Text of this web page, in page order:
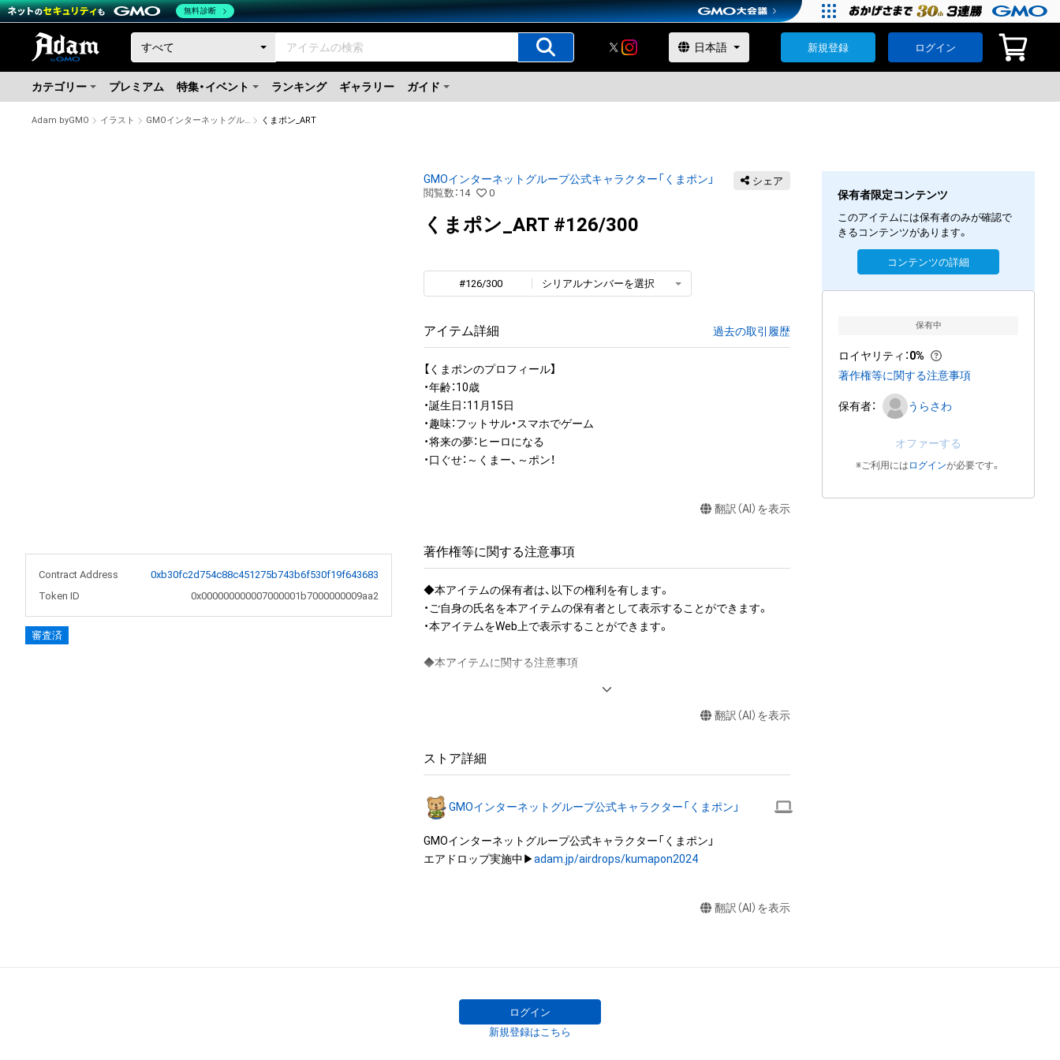
新規登録 ログイン
カテゴリー プレミアム 特集・イベント ランキング ギャラリー ガイド
Adam byGMO イラスト GMOインターネットグループ公式キャラクター「くまポン」 くまポン_ART
Contract Address
0xb30fc2d754c88c451275b743b6f530f19f643683
Token ID
0x000000000007000001b7000000009aa2
審査済
GMOインターネットグループ公式キャラクター「くまポン」
閲覧数 ： 14 0
シェア
くまポン_ART #126/300
#126/300 シリアルナンバーを選択
アイテム詳細 過去の取引履歴
【くまポンのプロフィール】
・年齢：10歳
・誕生日：11月15日
・趣味：フットサル・スマホでゲーム
・将来の夢：ヒーロになる
・口ぐせ：～くまー、～ポン！
翻訳（AI）を表示
著作権等に関する注意事項
◆本アイテムの保有者は、以下の権利を有します。
・ご自身の氏名を本アイテムの保有者として表示することができます。
・本アイテムをWeb上で表示することができます。
◆本アイテムに関する注意事項
・本アイテムに関する創作物（画像および映像、音楽、商標またはロゴ等を含
みますがこれらに限られません。）にかかる知的財産権（著作権、特許権、実
それらの権利につき登録等を出願する権利を含みます。）を意味します。）
れています。そのため、本アイテムを保有していたとしても、本アイテムに
関する創作物にかかる知的財産権を有することを意味しません。
ル、リバースエンジニアリングを含みますが、これに限定されません。）を
・本アイテムの購入、売却および利用に関して、購入者、売却者、保有、その
翻訳（AI）を表示
ストア詳細
GMOインターネットグループ公式キャラクター「くまポン」
GMOインターネットグループ公式キャラクター「くまポン」
エアドロップ実施中▶adam.jp/airdrops/kumapon2024
翻訳（AI）を表示
保有者限定コンテンツ
このアイテムには保有者のみが確認で
きるコンテンツがあります。
コンテンツの詳細
保有中
ロイヤリティ ：0%
著作権等に関する注意事項
保有者： うらさわ
オファーする
※ご利用には ログインが必要です。
ログイン
新規登録はこちら
無料診断